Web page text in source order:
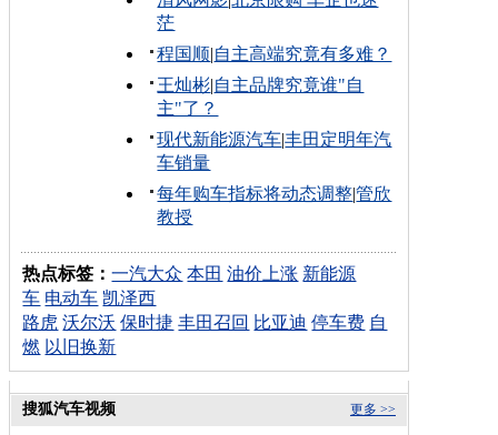
茫
程国顺|自主高端究竟有多难？
王灿彬|自主品牌究竟谁"自
主"了？
现代新能源汽车|丰田定明年汽
车销量
每年购车指标将动态调整|管欣
教授
热点标签：一汽大众 本田 油价上涨 新能源
车 电动车 凯泽西
路虎 沃尔沃 保时捷 丰田召回 比亚迪 停车费 自
燃 以旧换新
更多 >>
搜狐汽车视频